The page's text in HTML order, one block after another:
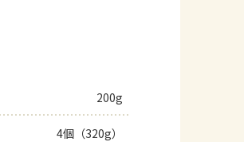
200g
4個（320g）